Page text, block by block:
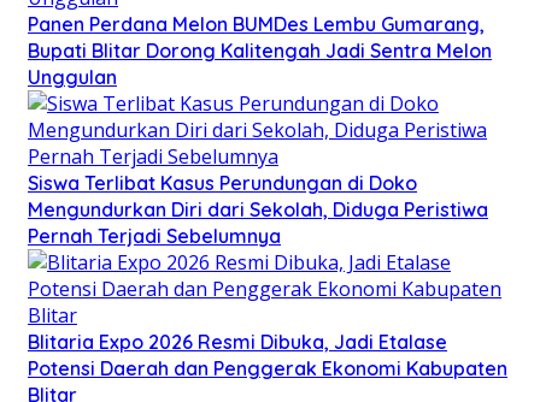
Panen Perdana Melon BUMDes Lembu Gumarang,
Bupati Blitar Dorong Kalitengah Jadi Sentra Melon
Unggulan
Siswa Terlibat Kasus Perundungan di Doko
Mengundurkan Diri dari Sekolah, Diduga Peristiwa
Pernah Terjadi Sebelumnya
Blitaria Expo 2026 Resmi Dibuka, Jadi Etalase
Potensi Daerah dan Penggerak Ekonomi Kabupaten
Blitar